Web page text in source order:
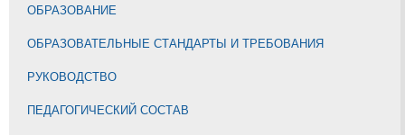
ОБРАЗОВАНИЕ
ОБРАЗОВАТЕЛЬНЫЕ СТАНДАРТЫ И ТРЕБОВАНИЯ
РУКОВОДСТВО
ПЕДАГОГИЧЕСКИЙ СОСТАВ